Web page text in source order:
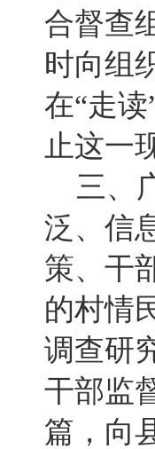
合督查
时向组
在“走
止这一
三、
泛、信
策、干
的村情
调查研
干部监
篇，向